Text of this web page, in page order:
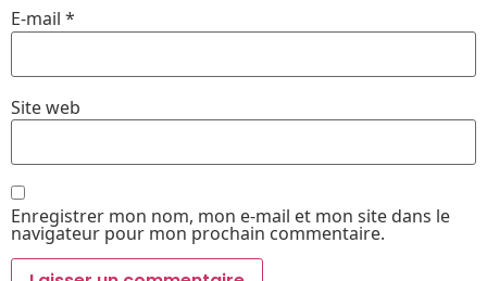
E-mail *
Site web
Enregistrer mon nom, mon e-mail et mon site dans le
navigateur pour mon prochain commentaire.